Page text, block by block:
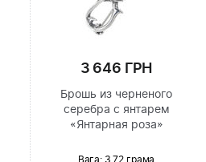
3 646 ГРН
Брошь из черненого
серебра с янтарем
«Янтарная роза»
Вага: 3.72 грама